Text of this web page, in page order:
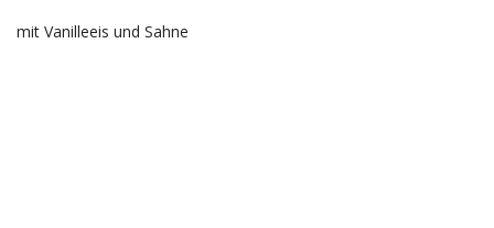
mit Vanilleeis und Sahne